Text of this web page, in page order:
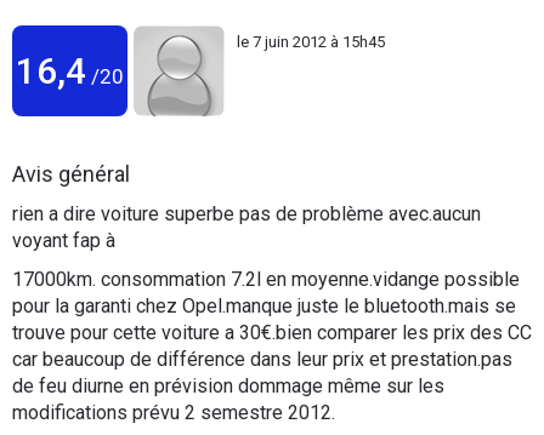
Utilitaires
Flottes
Forum
Moto
16,4 /20
le 7 juin 2012 à 15h45
Avis général
rien a dire voiture superbe pas de problème avec.aucun
voyant fap à
17000km. consommation 7.2l en moyenne.vidange possible
pour la garanti chez Opel.manque juste le bluetooth.mais se
trouve pour cette voiture a 30€.bien comparer les prix des CC
car beaucoup de différence dans leur prix et prestation.pas
de feu diurne en prévision dommage même sur les
modifications prévu 2 semestre 2012.